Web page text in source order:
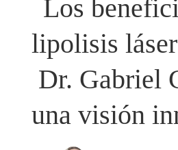
Los
lipolisis
Dr. Gabriel
una visión